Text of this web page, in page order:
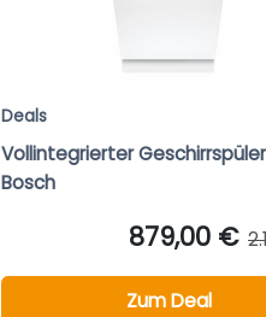
Deals
Vollintegrierter
Bosch
879,00 €
Zum Deal